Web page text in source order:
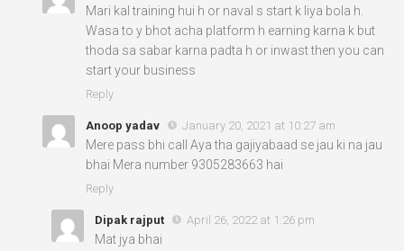
Mari kal training hui h or naval s start k liya bola h.
Wasa to y bhot acha platform h earning karna k but
thoda sa sabar karna padta h or inwast then you can
start your business
Reply
Anoop yadav January 20, 2021 at 10:27 am
Mere pass bhi call Aya tha gajiyabaad se jau ki na jau
bhai Mera number 9305283663 hai
Reply
Dipak rajput April 26, 2022 at 1:26 pm
Mat jya bhai